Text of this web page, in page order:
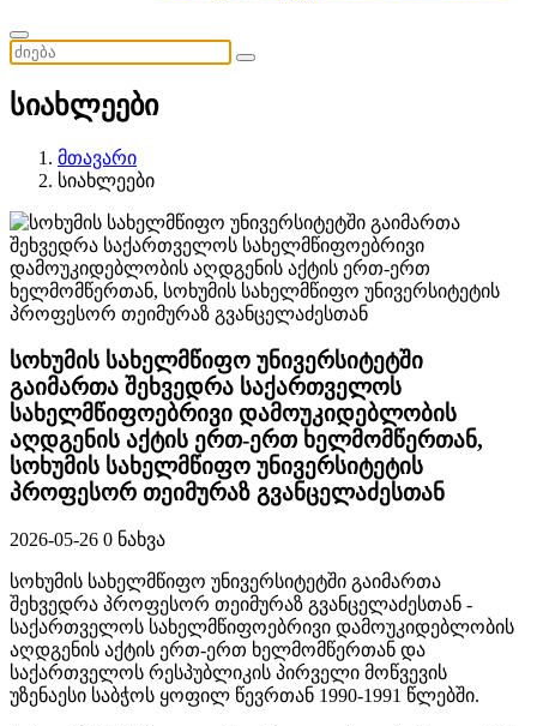
სიახლეები
მთავარი
სიახლეები
სოხუმის სახელმწიფო უნივერსიტეტში
გაიმართა შეხვედრა საქართველოს
სახელმწიფოებრივი დამოუკიდებლობის
აღდგენის აქტის ერთ-ერთ ხელმომწერთან,
სოხუმის სახელმწიფო უნივერსიტეტის
პროფესორ თეიმურაზ გვანცელაძესთან
2026-05-26 0 ნახვა
სოხუმის სახელმწიფო უნივერსიტეტში გაიმართა
შეხვედრა პროფესორ თეიმურაზ გვანცელაძესთან -
საქართველოს სახელმწიფოებრივი დამოუკიდებლობის
აღდგენის აქტის ერთ-ერთ ხელმომწერთან და
საქართველოს რესპუბლიკის პირველი მოწვევის
უზენაესი საბჭოს ყოფილ წევრთან 1990-1991 წლებში.